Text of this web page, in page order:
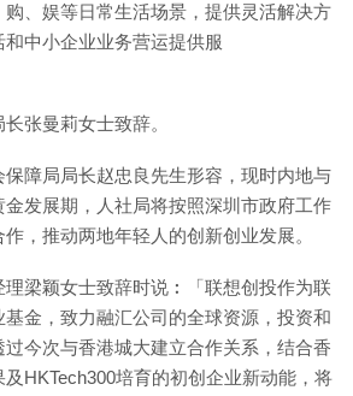
购、娱等日常生活场景，提供灵活解决方
中小企业业务营运提供服
张曼莉女士致辞。
障局局长赵忠良先生形容，现时内地与
发展期，人社局将按照深圳市政府工作
，推动两地年轻人的创新创业发展。
梁颖女士致辞时说︰「联想创投作为联
金，致力融汇公司的全球资源，投资和
今次与香港城大建立合作关系，结合香
HKTech300培育的初创企业新动能，将